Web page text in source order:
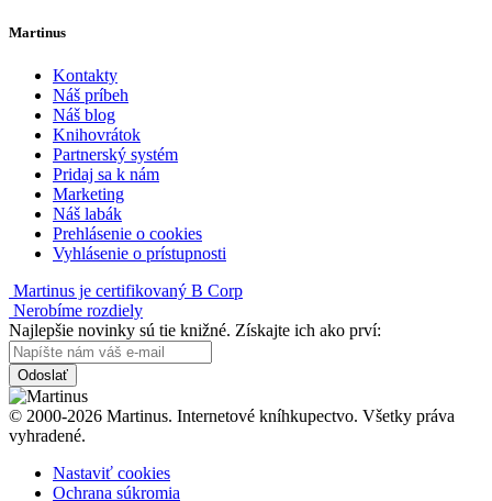
Martinus
Kontakty
Náš príbeh
Náš blog
Knihovrátok
Partnerský systém
Pridaj sa k nám
Marketing
Náš labák
Prehlásenie o cookies
Vyhlásenie o prístupnosti
Martinus je certifikovaný B Corp
Nerobíme rozdiely
Najlepšie novinky sú tie knižné. Získajte ich ako prví:
Odoslať
© 2000-2026 Martinus. Internetové kníhkupectvo. Všetky práva
vyhradené.
Nastaviť cookies
Ochrana súkromia